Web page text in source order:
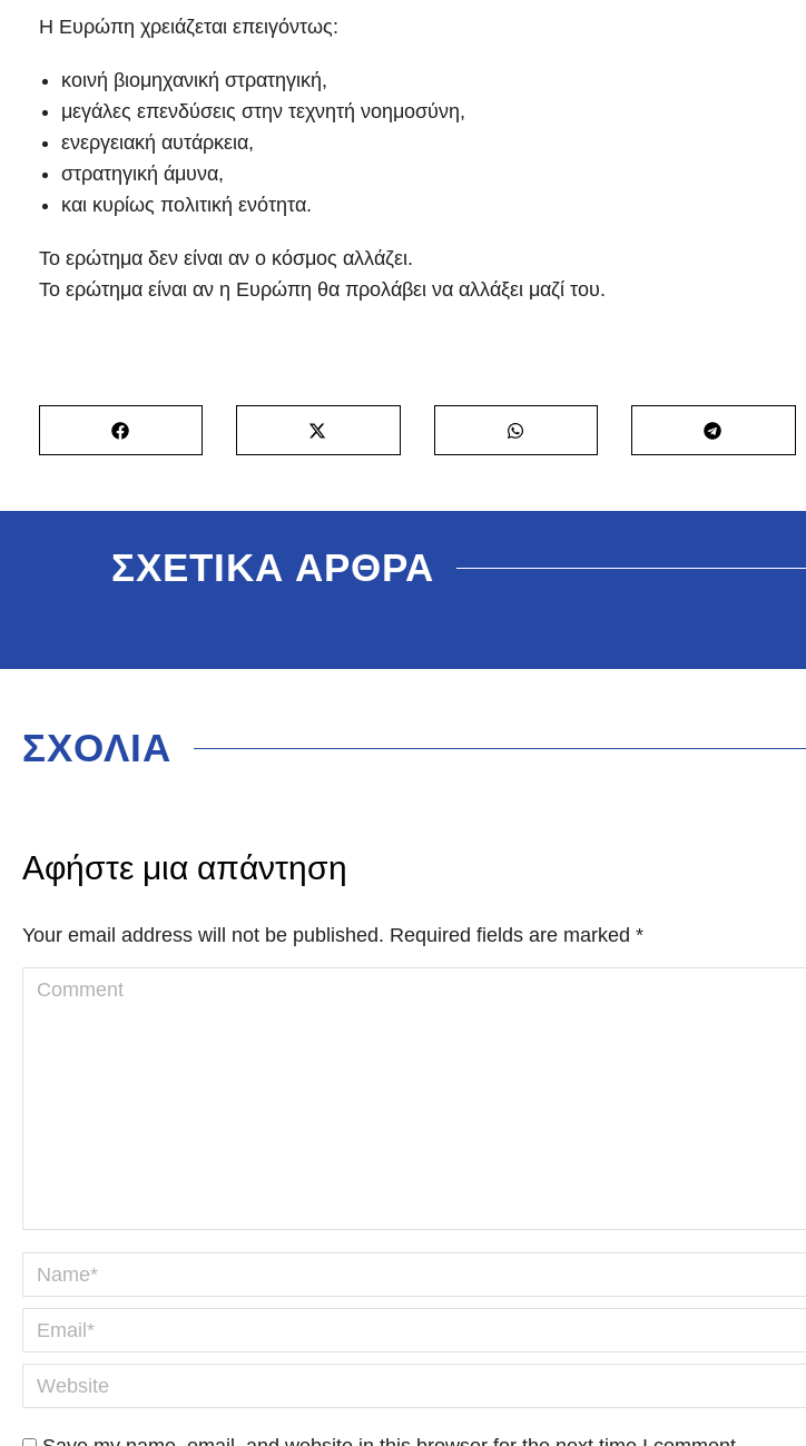
Η Ευρώπη χρειάζεται επειγόντως:
κοινή βιομηχανική στρατηγική,
μεγάλες επενδύσεις στην τεχνητή νοημοσύνη,
ενεργειακή αυτάρκεια,
στρατηγική άμυνα,
και κυρίως πολιτική ενότητα.
Το ερώτημα δεν είναι αν ο κόσμος αλλάζει.
Το ερώτημα είναι αν η Ευρώπη θα προλάβει να αλλάξει μαζί του.
ΣΧΕΤΙΚΑ ΑΡΘΡΑ
ΣΧΟΛΙΑ
Αφήστε μια απάντηση
Your email address will not be published. Required fields are marked *
Comment
Name *
Email *
Website